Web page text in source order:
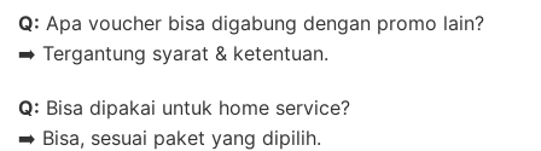
Q: Apa voucher bisa digabung dengan promo lain?
➡️ Tergantung syarat & ketentuan.
Q: Bisa dipakai untuk home service?
➡️ Bisa, sesuai paket yang dipilih.